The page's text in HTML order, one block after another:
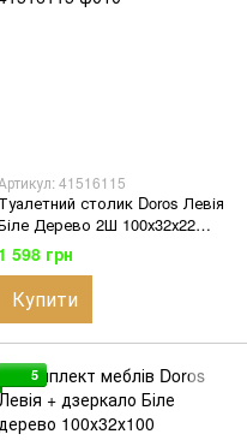
41516115
Туалетний столик Doros Левія
Дерево 2Ш 100х32х22
(41516115)
1 598 грн
Купити
5